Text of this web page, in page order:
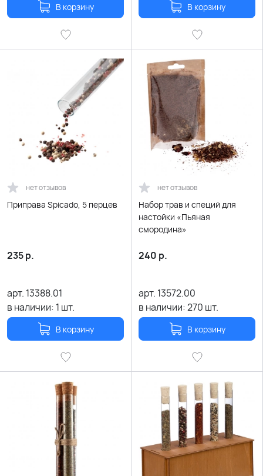
В корзину В корзину
нет отзывов
Приправа Spicado, 5 перцев
235р.
арт. 13388.01
в наличии: 1 шт.
В корзину
нет отзывов
Набор трав и специй для
настойки «Пьяная
смородина»
240 р.
арт. 13572.00
в наличии:270 шт.
В корзину